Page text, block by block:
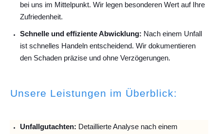
bei uns im Mittelpunkt. Wir legen besonderen Wert auf Ihre
Zufriedenheit.
Schnelle und effiziente Abwicklung: Nach einem Unfall
ist schnelles Handeln entscheidend. Wir dokumentieren
den Schaden präzise und ohne Verzögerungen.
Unsere Leistungen im Überblick:
Unfallgutachten: Detaillierte Analyse nach einem